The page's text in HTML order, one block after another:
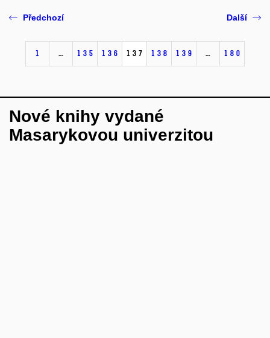
Předchozí
1 … 135 136 137 138 139 … 180
Další
Nové knihy vydané
Masarykovou univerzitou